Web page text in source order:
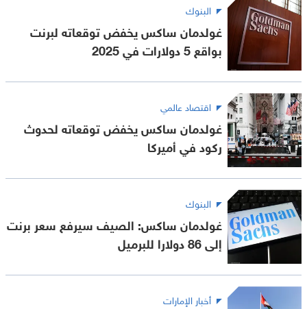
البنوك
غولدمان ساكس يخفض توقعاته لبرنت
بواقع 5 دولارات في 2025
اقتصاد عالمي
غولدمان ساكس يخفض توقعاته لحدوث
ركود في أميركا
البنوك
غولدمان ساكس: الصيف سيرفع سعر برنت
إلى 86 دولارا للبرميل
أخبار الإمارات